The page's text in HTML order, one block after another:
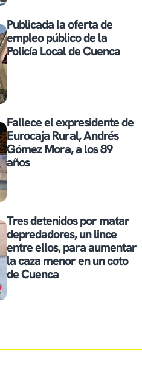
Publicada la oferta de
empleo público de la
Policía Local de Cuenca
Fallece el expresidente de
Eurocaja Rural, Andrés
Gómez Mora, a los 89
años
Tres detenidos por matar
depredadores, un lince
entre ellos, para aumentar
la caza menor en un coto
de Cuenca